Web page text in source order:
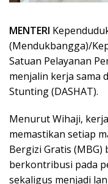
MENTERI
(Mendukbangga)/
Satuan Pelayanan
menjalin kerja sama
Stunting (DASHAT).
Menurut Wihaji,
memastikan setiap
Bergizi Gratis
berkontribusi pada
sekaligus menjadi